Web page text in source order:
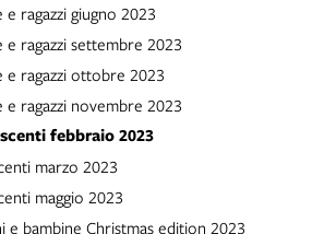
ragazzi giugno 2023
e ragazzi settembre 2023
e ragazzi ottobre 2023
e ragazzi novembre 2023
febbraio 2023
marzo 2023
maggio 2023
e bambine Christmas edition 2023